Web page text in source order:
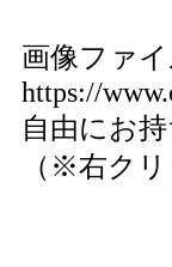
画像ファイ
https://
自由にお
（※右ク